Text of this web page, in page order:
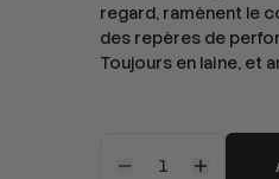
regard, ramènent le
des repères de
Toujours en laine, et